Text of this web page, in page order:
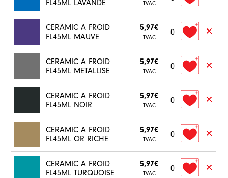
FL45ML LAVANDE
TVAC
CERAMIC A FROID
FL45ML MAUVE
5,97€
TVAC
0
CERAMIC A FROID
FL45ML METALLISE
5,97€
TVAC
0
CERAMIC A FROID
FL45ML NOIR
5,97€
TVAC
0
CERAMIC A FROID
FL45ML OR RICHE
5,97€
TVAC
0
CERAMIC A FROID
FL45ML TURQUOISE
5,97€
TVAC
0